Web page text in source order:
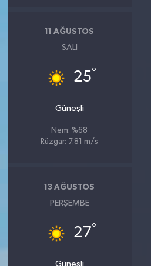
11 AĞUSTOS
SALI
25°
Güneşli
Nem: %68
Rüzgar: 7.81 m/s
13 AĞUSTOS
PERŞEMBE
27°
Güneşli